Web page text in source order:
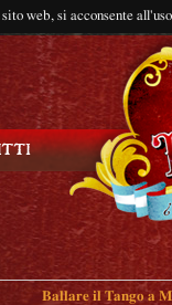
web, si acconsente
Ballare il Tango a